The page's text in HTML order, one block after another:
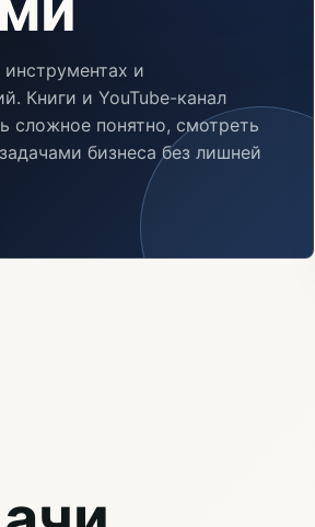
и
Книги и YouTube-канал
сложное понятно, смотреть
бизнеса без лишней